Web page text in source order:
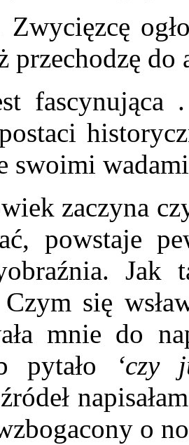
Zwycięzcę
przechodzę do
fascynująca
swoimi
zaczyna
powstaje
Jak
Czym się
mnie do
pytało
‘czy
o